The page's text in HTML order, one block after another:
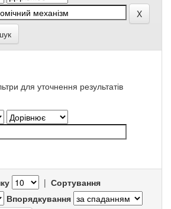
для уточнення результатів
| Сортування
Впорядкування